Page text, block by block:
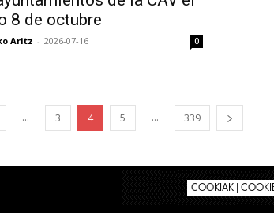
8 de octubre
Aritz - 2026-07-16 0
... 3 4 5 ... 339
COOKIAK |